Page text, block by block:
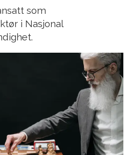
som
i Nasjonal